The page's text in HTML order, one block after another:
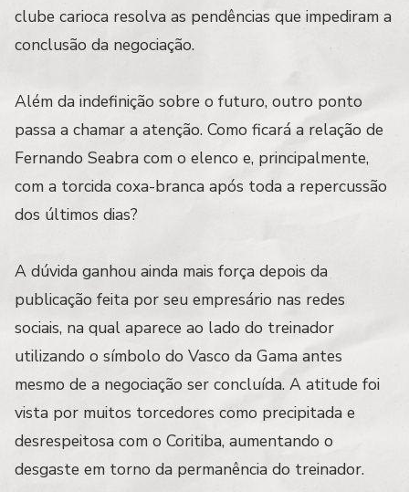
clube carioca resolva as pendências que impediram a
conclusão da negociação.
Além da indefinição sobre o futuro, outro ponto
passa a chamar a atenção. Como ficará a relação de
Fernando Seabra com o elenco e, principalmente,
com a torcida coxa-branca após toda a repercussão
dos últimos dias?
A dúvida ganhou ainda mais força depois da
publicação feita por seu empresário nas redes
sociais, na qual aparece ao lado do treinador
utilizando o símbolo do Vasco da Gama antes
mesmo de a negociação ser concluída. A atitude foi
vista por muitos torcedores como precipitada e
desrespeitosa com o Coritiba, aumentando o
desgaste em torno da permanência do treinador.